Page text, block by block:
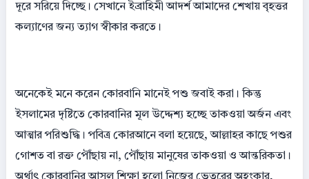
দূরে সরিয়ে দিচ্ছে। সেখানে ইব্রাহিমী আদর্শ আমাদের শেখায় বৃহত্তর
কল্যাণের জন্য ত্যাগ স্বীকার করতে।
অনেকেই মনে করেন কোরবানি মানেই পশু জবাই করা। কিন্তু
ইসলামের দৃষ্টিতে কোরবানির মূল উদ্দেশ্য হচ্ছে তাকওয়া অর্জন এবং
আত্মার পরিশুদ্ধি। পবিত্র কোরআনে বলা হয়েছে, আল্লাহর কাছে পশুর
গোশত বা রক্ত পৌঁছায় না, পৌঁছায় মানুষের তাকওয়া ও আন্তরিকতা।
অর্থাৎ কোরবানির আসল শিক্ষা হলো নিজের ভেতরের অহংকার,